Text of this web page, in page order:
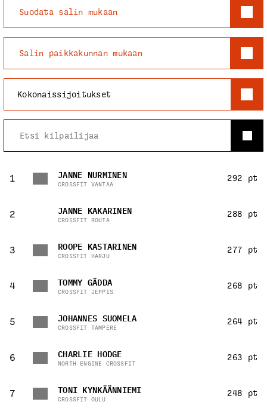
Suodata salin mukaan
Salin paikkakunnan mukaan
Kokonaissijoitukset
1 JANNE NURMINEN
CROSSFIT VANTAA
292 pt
2 JANNE KAKARINEN
CROSSFIT ROUTA
288 pt
3 ROOPE KASTARINEN
CROSSFIT HARJU
277 pt
4 TOMMY GÄDDA
CROSSFIT JEPPIS
268 pt
5 JOHANNES SUOMELA
CROSSFIT TAMPERE
264 pt
6 CHARLIE HODGE
NORTH ENGINE CROSSFIT
263 pt
7 TONI KYNKÄÄNNIEMI
CROSSFIT OULU
248 pt